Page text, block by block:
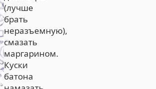
(лучше
брать
неразъемную),
смазать
маргарином.
Куски
батона